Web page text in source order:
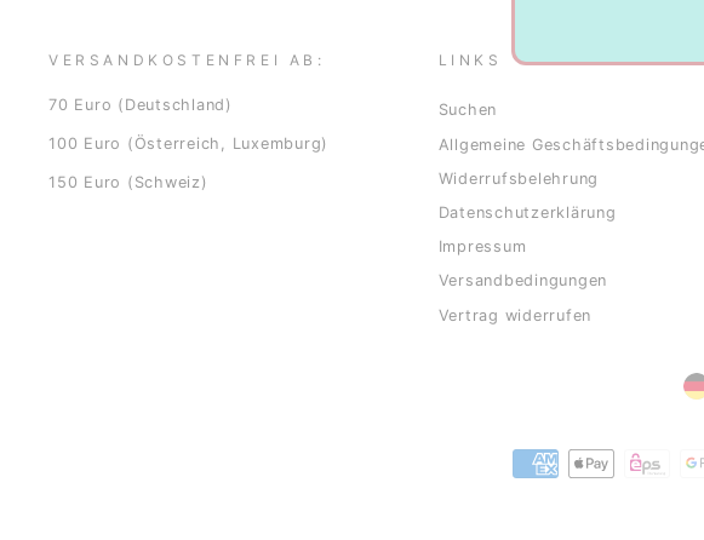
VERSANDKOSTENFREI AB:
70 Euro (Deutschland)
100 Euro (Österreich, Luxemburg)
150 Euro (Schweiz)
LINKS
Suchen
Allgemeine
Widerrufsbelehrung
Datenschutzerklärung
Impressum
Versandbedingungen
Vertrag widerrufen